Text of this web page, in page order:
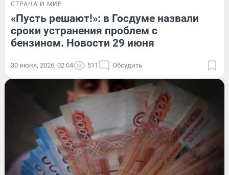
СТРАНА И МИР
«Пусть решают!»: в Госдуме назвали
сроки устранения проблем с
бензином. Новости 29 июня
30 июня, 2026, 02:04 511 Обсудить